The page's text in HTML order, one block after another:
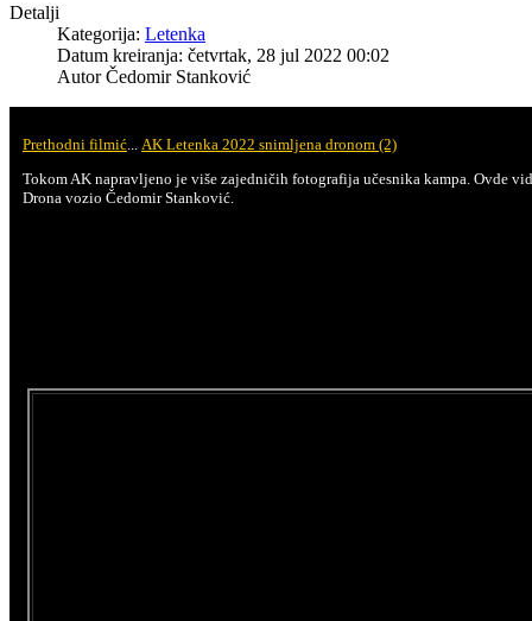
Detalji
Kategorija: Letenka
Datum kreiranja: četvrtak, 28 jul 2022 00:02
AutorČedomir Stanković
Prethodni filmić... AK Letenka 2022 snimljena dronom (2)
Tokom AK napravljeno je više zajedničih fotografija učesnika kampa. Ovde
Drona vozio Čedomir Stanković.